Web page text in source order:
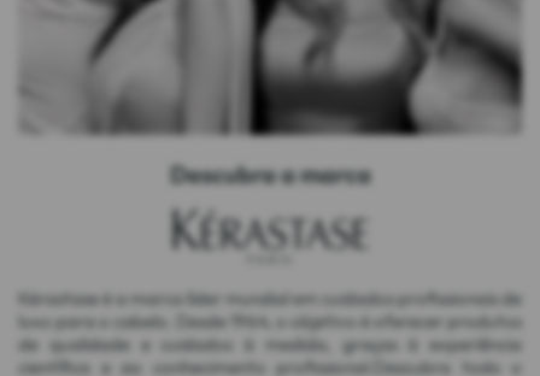
Descubra a marca
Kérastase é a marca líder mundial em cuidados profissionais de
luxo para o cabelo. Desde 1964, o objetivo é oferecer produtos
de qualidade e cuidados à medida, graças à experiência
científica e ao conhecimento profissional.Descubra todo o